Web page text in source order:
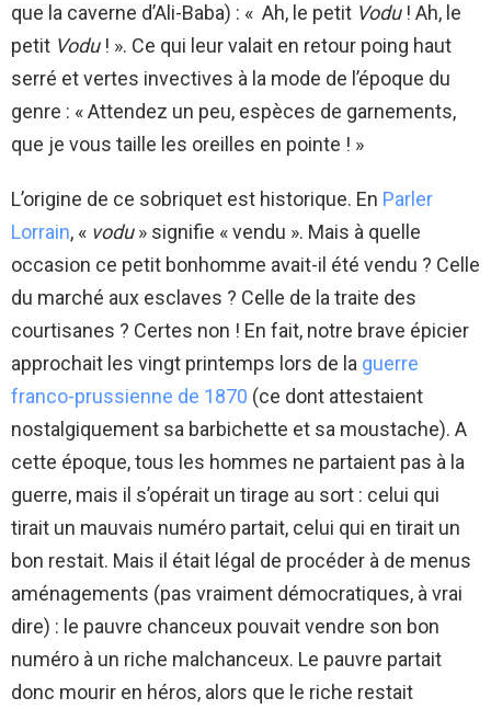
que la caverne d’Ali-Baba) : « Ah, le petit Vodu! Ah, le
petit Vodu! ». Ce qui leur valait en retour poing haut
serré et vertes invectives à la mode de l’époque du
genre : « Attendez un peu, espèces de garnements,
que je vous taille les oreilles en pointe ! »
L’origine de ce sobriquet est historique. En Parler
Lorrain, « vodu» signifie « vendu ». Mais à quelle
occasion ce petit bonhomme avait-il été vendu ? Celle
du marché aux esclaves ? Celle de la traite des
courtisanes ? Certes non ! En fait, notre brave épicier
approchait les vingt printemps lors de la guerre
franco-prussienne de 1870 (ce dont attestaient
nostalgiquement sa barbichette et sa moustache). A
cette époque, tous les hommes ne partaient pas à la
guerre, mais il s’opérait un tirage au sort : celui qui
tirait un mauvais numéro partait, celui qui en tirait un
bon restait. Mais il était légal de procéder à de menus
aménagements (pas vraiment démocratiques, à vrai
dire) : le pauvre chanceux pouvait vendre son bon
numéro à un riche malchanceux. Le pauvre partait
donc mourir en héros, alors que le riche restait